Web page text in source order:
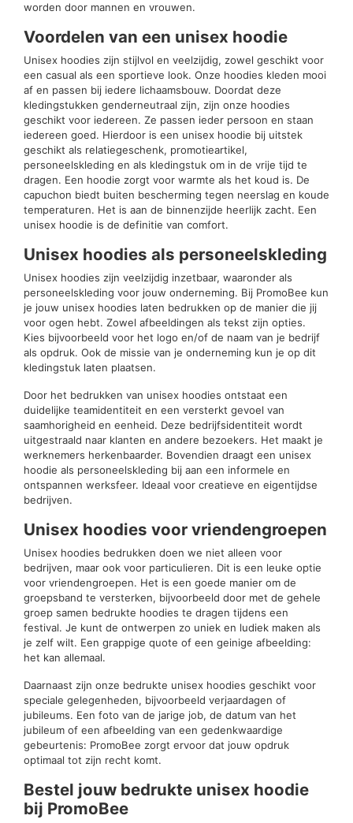
worden door mannen en vrouwen.
Voordelen van een unisex hoodie
Unisex hoodies zijn stijlvol en veelzijdig, zowel geschikt voor
een casual als een sportieve look. Onze hoodies kleden mooi
af en passen bij iedere lichaamsbouw. Doordat deze
kledingstukken genderneutraal zijn, zijn onze hoodies
geschikt voor iedereen. Ze passen ieder persoon en staan
iedereen goed. Hierdoor is een unisex hoodie bij uitstek
geschikt als relatiegeschenk, promotieartikel,
personeelskleding en als kledingstuk om in de vrije tijd te
dragen. Een hoodie zorgt voor warmte als het koud is. De
capuchon biedt buiten bescherming tegen neerslag en koude
temperaturen. Het is aan de binnenzijde heerlijk zacht. Een
unisex hoodie is de definitie van comfort.
Unisex hoodies als personeelskleding
Unisex hoodies zijn veelzijdig inzetbaar, waaronder als
personeelskleding voor jouw onderneming. Bij PromoBee kun
je jouw unisex hoodies laten bedrukken op de manier die jij
voor ogen hebt. Zowel afbeeldingen als tekst zijn opties.
Kies bijvoorbeeld voor het logo en/of de naam van je bedrijf
als opdruk. Ook de missie van je onderneming kun je op dit
kledingstuk laten plaatsen.
Door het bedrukken van unisex hoodies ontstaat een
duidelijke teamidentiteit en een versterkt gevoel van
saamhorigheid en eenheid. Deze bedrijfsidentiteit wordt
uitgestraald naar klanten en andere bezoekers. Het maakt je
werknemers herkenbaarder. Bovendien draagt een unisex
hoodie als personeelskleding bij aan een informele en
ontspannen werksfeer. Ideaal voor creatieve en eigentijdse
bedrijven.
Unisex hoodies voor vriendengroepen
Unisex hoodies bedrukken doen we niet alleen voor
bedrijven, maar ook voor particulieren. Dit is een leuke optie
voor vriendengroepen. Het is een goede manier om de
groepsband te versterken, bijvoorbeeld door met de gehele
groep samen bedrukte hoodies te dragen tijdens een
festival. Je kunt de ontwerpen zo uniek en ludiek maken als
je zelf wilt. Een grappige quote of een geinige afbeelding:
het kan allemaal.
Daarnaast zijn onze bedrukte unisex hoodies geschikt voor
speciale gelegenheden, bijvoorbeeld verjaardagen of
jubileums. Een foto van de jarige job, de datum van het
jubileum of een afbeelding van een gedenkwaardige
gebeurtenis: PromoBee zorgt ervoor dat jouw opdruk
optimaal tot zijn recht komt.
Bestel jouw bedrukte unisex hoodie
bij PromoBee